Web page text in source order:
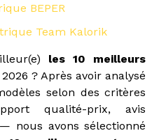
BEPER
Team Kalorik
les 10 meilleurs
? Après avoir analysé
selon des critères
qualité-prix, avis
nous avons sélectionné